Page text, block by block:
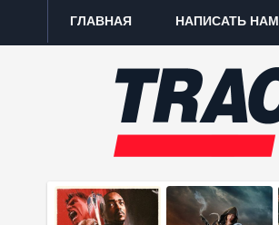
ГЛАВНАЯ НАПИСАТЬ НАМ